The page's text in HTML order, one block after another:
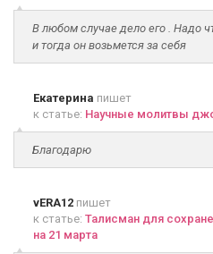
В любом случае дело его . Надо
и тогда он возьмется за себя
Екатерина пишет
к статье: Научные молитвы
Благодарю
vERA12 пишет
к статье: Талисман для
на 21 марта